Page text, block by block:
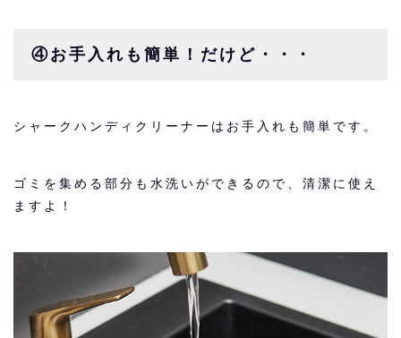
④お手入れも簡単！だけど・・・
シャークハンディクリーナーはお手入れも簡単です。
ゴミを集める部分も水洗いができるので、清潔に使え
ますよ！